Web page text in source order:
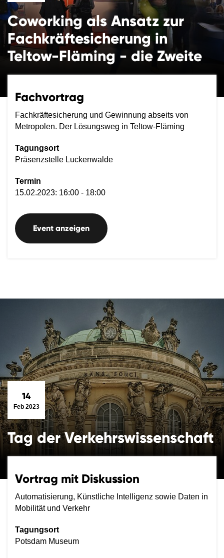
Coworking als Ansatz zur
Fachkräftesicherung in
Teltow-Fläming - die Zweite
Fachvortrag
Fachkräftesicherung und Gewinnung abseits von
Metropolen. Der Lösungsweg in Teltow-Fläming
Tagungsort
Präsenzstelle Luckenwalde
Termin
15.02.2023: 16:00 - 18:00
Event anzeigen
14
Feb 2023
Tag der Verkehrswissenschaft
Vortrag mit Diskussion
Automatisierung, Künstliche Intelligenz sowie Daten in
Mobilität und Verkehr
Tagungsort
Potsdam Museum